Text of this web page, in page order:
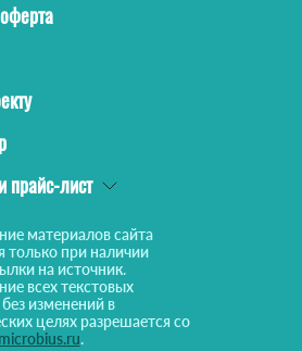
прайс-лист
материалов сайта
только при наличии
на источник.
всех текстовых
изменений в
целях разрешается со
microbius.ru.